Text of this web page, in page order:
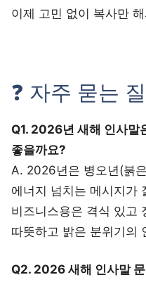
이제 고민 없이 복사만
❓ 자주 묻는
Q1. 2026년 새해 인사말
좋을까요?
A. 2026년은 병오년(붉
에너지 넘치는 메시지가
비즈니스용은 격식 있고
따뜻하고 밝은 분위기의
Q2. 2026 새해 인사말